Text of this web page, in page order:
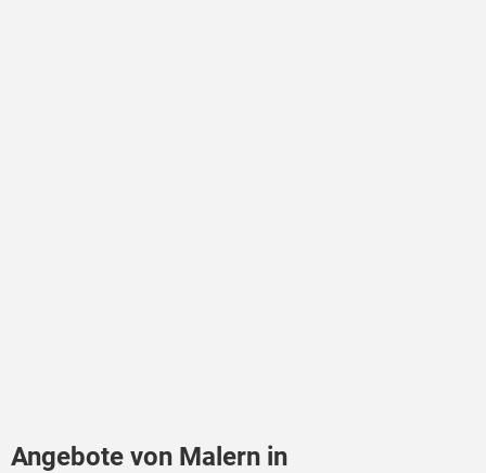
Angebote von Malern in